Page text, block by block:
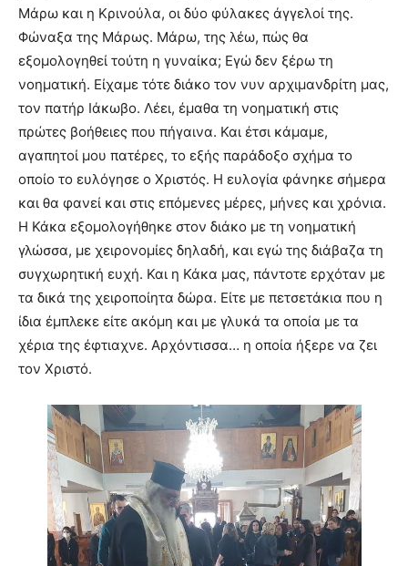
Μάρω και η Κρινούλα, οι δύο φύλακες άγγελοί της.
Φώναξα της Μάρως. Μάρω, της λέω, πώς θα
εξομολογηθεί τούτη η γυναίκα; Εγώ δεν ξέρω τη
νοηματική. Είχαμε τότε διάκο τον νυν αρχιμανδρίτη μας,
τον πατήρ Ιάκωβο. Λέει, έμαθα τη νοηματική στις
πρώτες βοήθειες που πήγαινα. Και έτσι κάμαμε,
αγαπητοί μου πατέρες, το εξής παράδοξο σχήμα το
οποίο το ευλόγησε ο Χριστός. Η ευλογία φάνηκε σήμερα
και θα φανεί και στις επόμενες μέρες, μήνες και χρόνια.
Η Κάκα εξομολογήθηκε στον διάκο με τη νοηματική
γλώσσα, με χειρονομίες δηλαδή, και εγώ της διάβαζα τη
συγχωρητική ευχή. Και η Κάκα μας, πάντοτε ερχόταν με
τα δικά της χειροποίητα δώρα. Είτε με πετσετάκια που η
ίδια έμπλεκε είτε ακόμη και με γλυκά τα οποία με τα
χέρια της έφτιαχνε. Αρχόντισσα… η οποία ήξερε να ζει
τον Χριστό.